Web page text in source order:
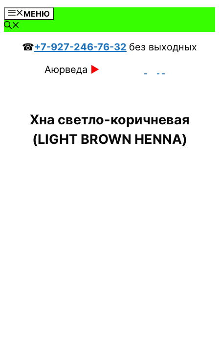
МЕНЮ
☎+7-927-246-76-32 без выходных
Аюрведа ►
Хна светло-коричневая
(LIGHT BROWN HENNA)